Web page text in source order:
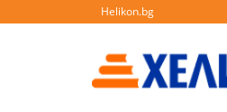
Helikon.bg